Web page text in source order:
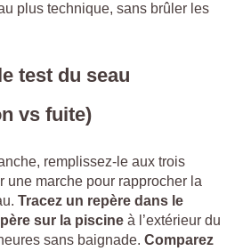
plus technique, sans brûler les
test du seau
vs fuite)
remplissez-le aux trois
une marche pour rapprocher la
Tracez un repère dans le
sur la piscine à l’extérieur du
sans baignade. Comparez